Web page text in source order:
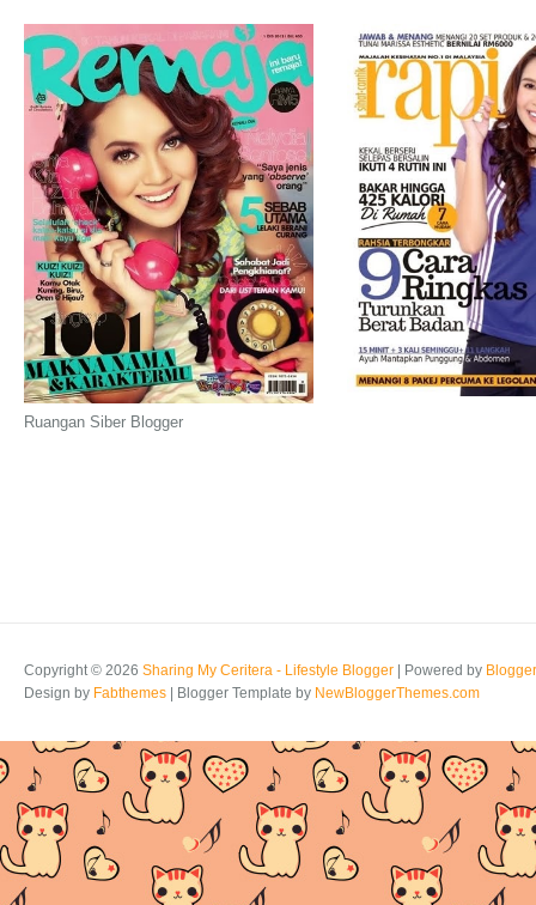
Ruangan Siber Blogger
Copyright © 2026 Sharing My Ceritera - Lifestyle Blogger | Powered by Blogger
Design by Fabthemes | Blogger Template by NewBloggerThemes.com